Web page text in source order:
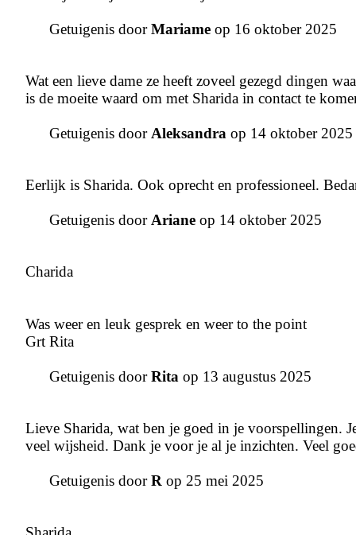
Getuigenis doorMariame op 16 oktober 2025
Wat een lieve dame ze heeft zoveel gezegd dingen
is de moeite waard om met Sharida in contact te
Getuigenis doorAleksandra op 14 oktober 2025
Eerlijk is Sharida. Ook oprecht en professioneel.
Getuigenis doorAriane op 14 oktober 2025
Charida
Was weer en leuk gesprek en weer to the point
Grt Rita
Getuigenis doorRita op 13 augustus 2025
Lieve Sharida, wat ben je goed in je voorspellingen.
veel wijsheid. Dank je voor je al je inzichten. Veel
Getuigenis doorR op 25 mei 2025